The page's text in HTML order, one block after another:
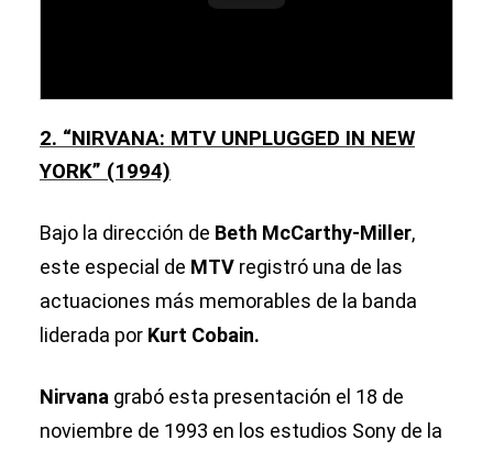
2. “NIRVANA: MTV UNPLUGGED IN NEW
YORK” (1994)
Bajo la dirección de Beth McCarthy-Miller,
este especial de MTV registró una de las
actuaciones más memorables de la banda
liderada por Kurt Cobain.
Nirvana grabó esta presentación el 18 de
noviembre de 1993 en los estudios Sony de la